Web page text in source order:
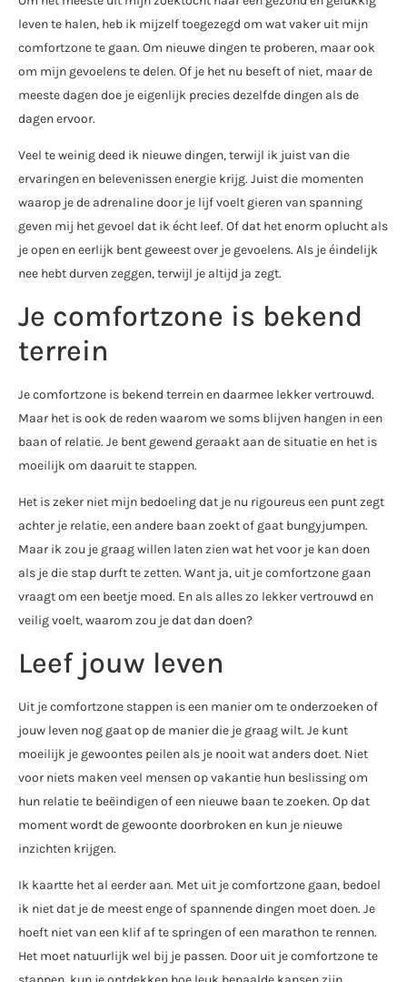
leven te halen, heb ik mijzelf toegezegd om wat vaker uit mijn
comfortzone te gaan. Om nieuwe dingen te proberen, maar ook
om mijn gevoelens te delen. Of je het nu beseft of niet, maar de
meeste dagen doe je eigenlijk precies dezelfde dingen als de
dagen ervoor.
Veel te weinig deed ik nieuwe dingen, terwijl ik juist van die
ervaringen en belevenissen energie krijg. Juist die momenten
waarop je de adrenaline door je lijf voelt gieren van spanning
geven mij het gevoel dat ik écht leef. Of dat het enorm oplucht als
je open en eerlijk bent geweest over je gevoelens. Als je éindelijk
nee hebt durven zeggen, terwijl je altijd ja zegt.
Je comfortzone is bekend
terrein
Je comfortzone is bekend terrein en daarmee lekker vertrouwd.
Maar het is ook de reden waarom we soms blijven hangen in een
baan of relatie. Je bent gewend geraakt aan de situatie en het is
moeilijk om daaruit te stappen.
Het is zeker niet mijn bedoeling dat je nu rigoureus een punt zegt
achter je relatie, een andere baan zoekt of gaat bungyjumpen.
Maar ik zou je graag willen laten zien wat het voor je kan doen
als je die stap durft te zetten. Want ja, uit je comfortzone gaan
vraagt om een beetje moed. En als alles zo lekker vertrouwd en
veilig voelt, waarom zou je dat dan doen?
Leef jouw leven
Uit je comfortzone stappen is een manier om te onderzoeken of
jouw leven nog gaat op de manier die je graag wilt. Je kunt
moeilijk je gewoontes peilen als je nooit wat anders doet. Niet
voor niets maken veel mensen op vakantie hun beslissing om
hun relatie te beëindigen of een nieuwe baan te zoeken. Op dat
moment wordt de gewoonte doorbroken en kun je nieuwe
inzichten krijgen.
Ik kaartte het al eerder aan. Met uit je comfortzone gaan, bedoel
ik niet dat je de meest enge of spannende dingen moet doen. Je
hoeft niet van een klif af te springen of een marathon te rennen.
Het moet natuurlijk wel bij je passen. Door uit je comfortzone te